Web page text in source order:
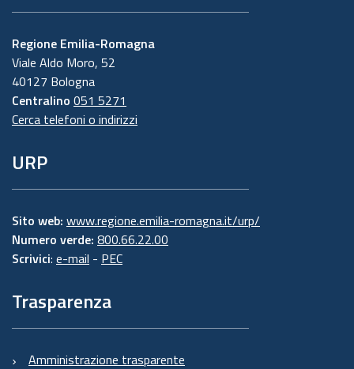
Regione Emilia-Romagna
Viale Aldo Moro, 52
40127 Bologna
Centralino 051 5271
Cerca telefoni o indirizzi
URP
Sito web: www.regione.emilia-romagna.it/urp/
Numero verde: 800.66.22.00
Scrivici: e-mail - PEC
Trasparenza
Amministrazione trasparente